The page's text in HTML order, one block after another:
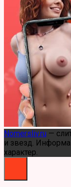
Nomersliv.ru —
и звезд.
характер.